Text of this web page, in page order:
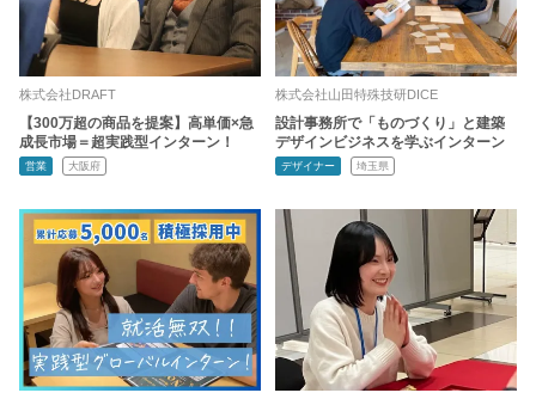
株式会社DRAFT
【300万超の商品を提案】高単価×急
成長市場＝超実践型インターン！
営業 大阪府
株式会社山田特殊技研DICE
設計事務所で「ものづくり」と建築
デザインビジネスを学ぶインターン
デザイナー 埼玉県